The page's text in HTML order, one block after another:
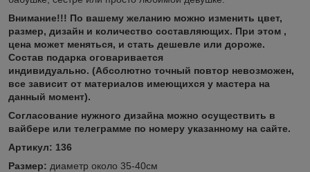
Внимание!!! По вашему желанию можно изменить цвет,
размер, дизайн и количество составляющих. При этом ,
цена может меняться, и стать дешевле или дороже.
Состав подарка оговаривается
индивидуально. (Абсолютно точный повтор невозможен,
все зависит от материалов имеющихся у мастера на
данный момент).
Согласование нужного дизайна можно осуществить в
вайбере или телеграмме по номеру указанному на сайте.
Артикул: 136
Размер: диаметр около 35-40см